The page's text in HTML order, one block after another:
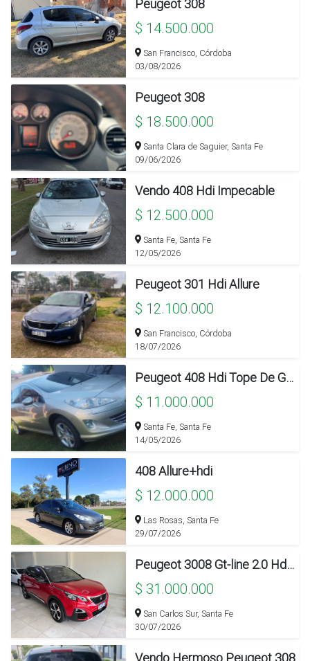
Peugeot 308
$ 14.500.000
San Francisco, Córdoba
03/08/2026
Peugeot 308
$ 18.500.000
Santa Clara de Saguier, Santa Fe
09/06/2026
Vendo 408 Hdi Impecable
$ 12.500.000
Santa Fe, Santa Fe
12/05/2026
Peugeot 301 Hdi Allure
$ 12.100.000
San Francisco, Córdoba
18/07/2026
Peugeot 408 Hdi Tope De Gama
$ 11.000.000
Santa Fe, Santa Fe
14/05/2026
408 Allure+hdi
$ 12.000.000
Las Rosas, Santa Fe
29/07/2026
Peugeot 3008 Gt-line 2.0 Hdi Automático 2018
$ 31.000.000
San Carlos Sur, Santa Fe
30/07/2026
Vendo Hermoso Peugeot 308